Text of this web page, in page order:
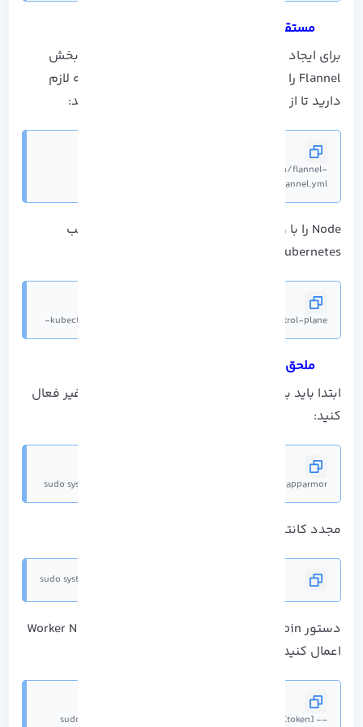
مستقر کردن شبکه Pod در Cluster
برای ایجاد هماهنگی بین Nodes در Cluster، باید بخش
Flannel را به Node اصلی هدایت کنید که در نتیجه لازم
دارید تا از Kubectl برای نصب Flannel کمک بگیرید:
kubectl apply -f https://github.com/flannel-
io/flannel/releases/latest/download/kube-flannel.yml
Node را با وارد کردن دستور زیر پاک کنید و به نصب
Kubernetes روی اوبونتو ادامه دهید:
kubectl taint nodes --all node-role.kubernetes.io/control-plane-
ملحق کردن Worker Node به Cluster
ابتدا باید با دستور بعدی AppArmor را متوقف و غیر فعال
کنید:
sudo systemctl stop apparmor && sudo systemctl disable apparmor
مجدد کانتینر را به راه بیندازید:
sudo systemctl restart containerd.service
دستور Kubeadm join را از این مرحله بر روی Worker Nodes
اعمال کنید:
sudo kubeadm join [master-node-ip]:6443 --token [token] --